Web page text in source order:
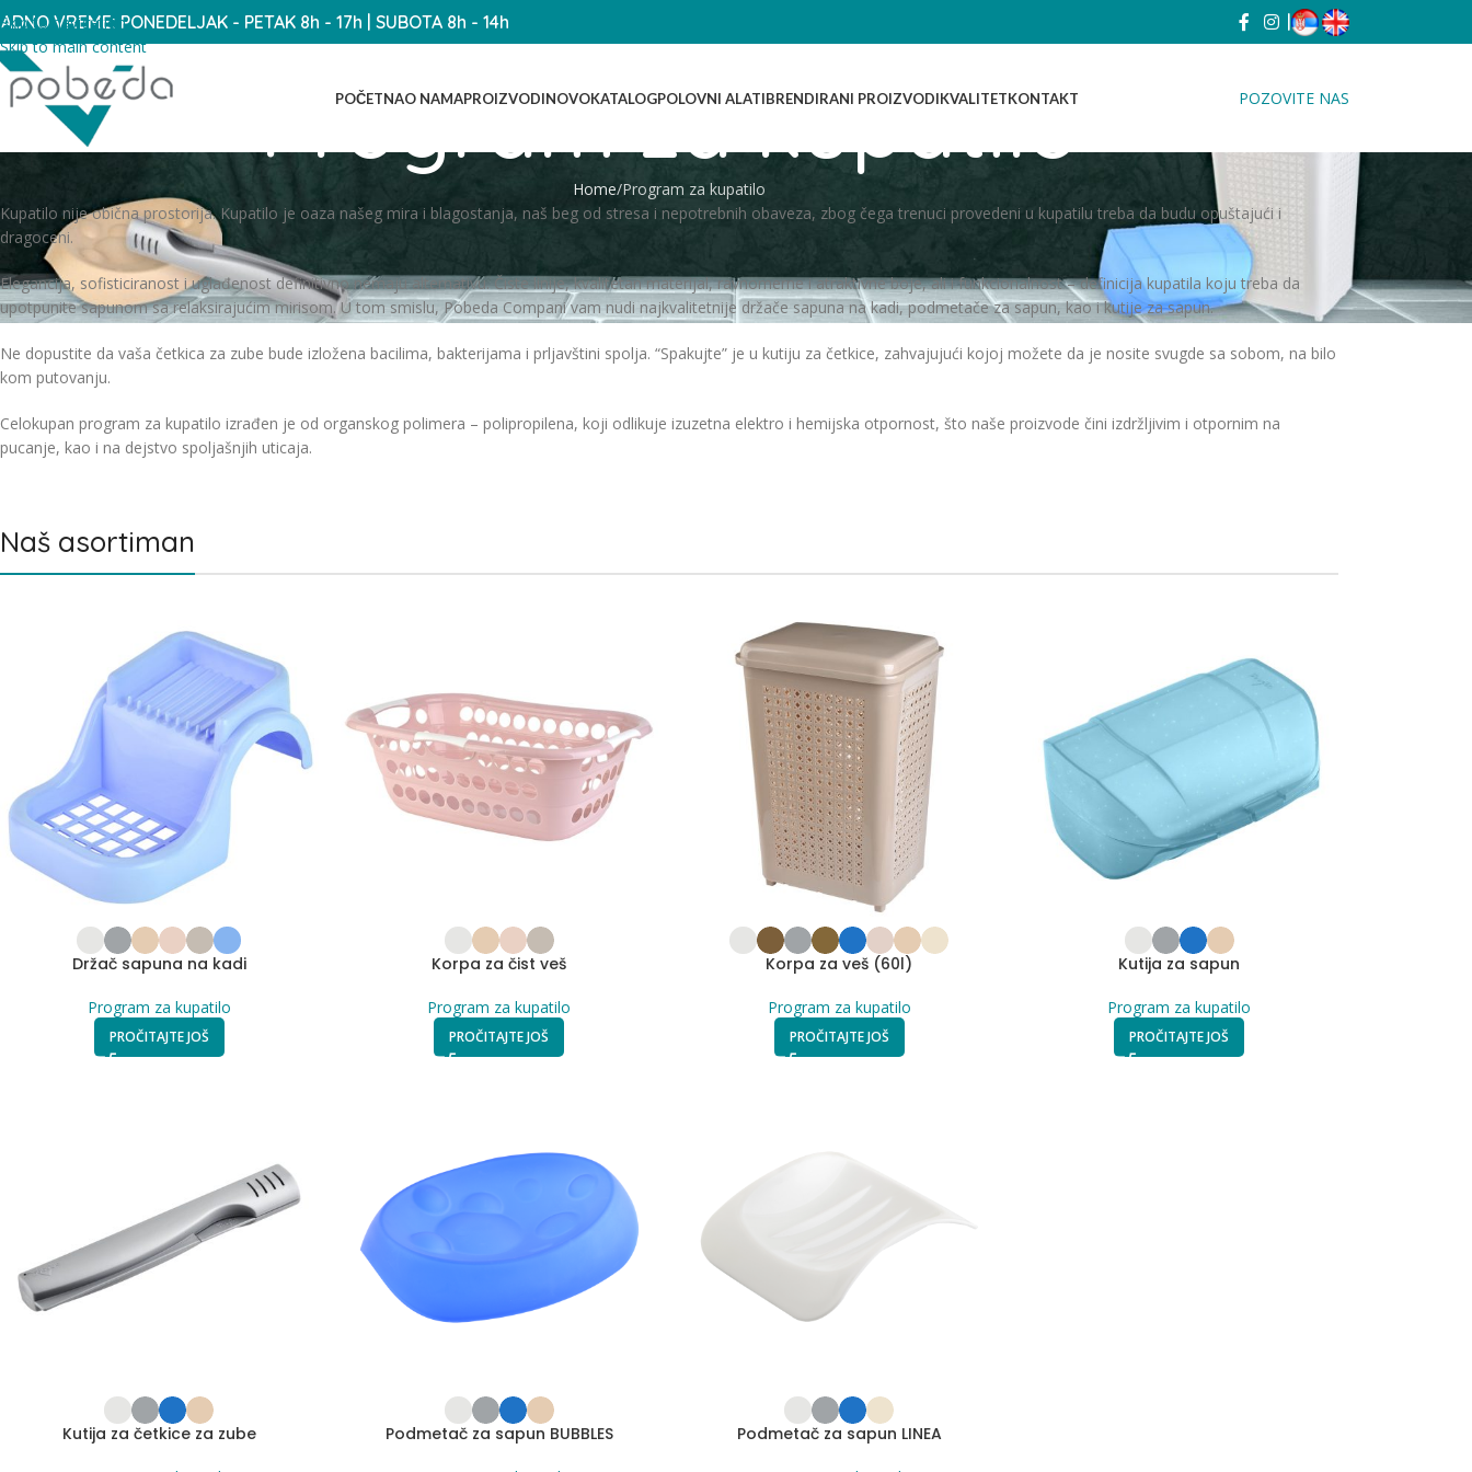
Skip to navigation
Skip to main content
VREME: PONEDELJAK - PETAK 8h - 17h | SUBOTA 8h - 14h
POČETNAO NAMAPROIZVODINOVOKATALOGPOLOVNI ALATIBRENDIRANI PROIZVODIKVALITETKONTAKT POZOVITE NAS
Program za kupatilo
Home Program za kupatilo
Kupatilo nije obična prostorija. Kupatilo je oaza našeg mira i blagostanja, naš beg od stresa i nepotrebnih obaveza, zbog čega trenuci provedeni u kupatilu treba da budu opuštajući i
dragoceni.
Elegancija, sofisticiranost i uglađenost definitivno nemaju alternativu. Čiste linije, kvalitetan materijal, ravnomerne i atraktivne boje, ali i funkcionalnost – definicija kupatila koju treba da
upotpunite sapunom sa relaksirajućim mirisom. U tom smislu, Pobeda Compani vam nudi najkvalitetnije držače sapuna na kadi, podmetače za sapun, kao i kutije za sapun.
Ne dopustite da vaša četkica za zube bude izložena bacilima, bakterijama i prljavštini spolja. “Spakujte” je u kutiju za četkice, zahvajujući kojoj možete da je nosite svugde sa sobom, na bilo
kom putovanju.
Celokupan program za kupatilo izrađen je od organskog polimera – polipropilena, koji odlikuje izuzetna elektro i hemijska otpornost, što naše proizvode čini izdržljivim i otpornim na
pucanje, kao i na dejstvo spoljašnjih uticaja.
Naš asortiman
Držač sapuna na kadi
Program za kupatilo
PROČITAJTE JOŠ
Korpa za čist veš
Program za kupatilo
PROČITAJTE JOŠ
Korpa za veš (60l)
Program za kupatilo
PROČITAJTE JOŠ
Kutija za sapun
Program za kupatilo
PROČITAJTE JOŠ
Kutija za četkice za zube Podmetač za sapun BUBBLES Podmetač za sapun LINEA